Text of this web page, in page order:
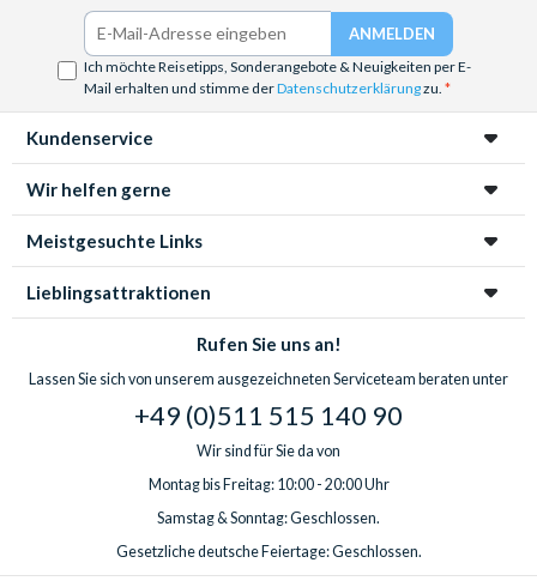
welches Sie von einem Big Bus Mitarbeiter erhalten, einlösen.
Die Bootstour beginnt bei Bateaux Parisiens, Port de la
Bourdonnais, 75007 Paris. Die nächstgelegene Haltestelle des
Big Bus ist der Eiffelturm (Haltestelle 8). Bitte erkundigen Sie
sich bei Bateaux Parisiens vor Ort nach den Betriebszeiten.
Ich möchte Reisetipps, Sonderangebote & Neuigkeiten per E-
Mail erhalten und stimme derDatenschutzerklärungzu.
Kundenservice
Wir helfen gerne
Meistgesuchte Links
Lieblingsattraktionen
Rufen Sie uns an!
Lassen Sie sich von unserem ausgezeichneten Serviceteam beraten unter
+49 (0)511 515 140 90
Wir sind für Sie da von
Montag bis Freitag: 10:00 - 20:00 Uhr
Samstag & Sonntag: Geschlossen.
Gesetzliche deutsche Feiertage: Geschlossen.